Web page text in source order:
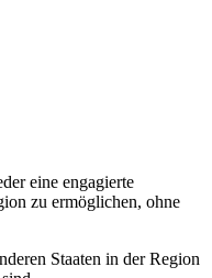
eine engagierte
zu ermöglichen, ohne
Staaten in der Region